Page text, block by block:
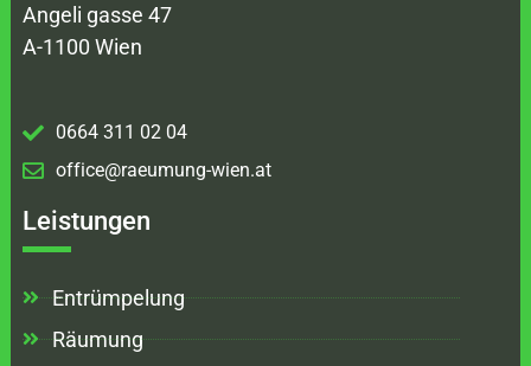
Angeli gasse 47
A-1100 Wien
0664 311 02 04
office@raeumung-wien.at
Leistungen
Entrümpelung
Räumung